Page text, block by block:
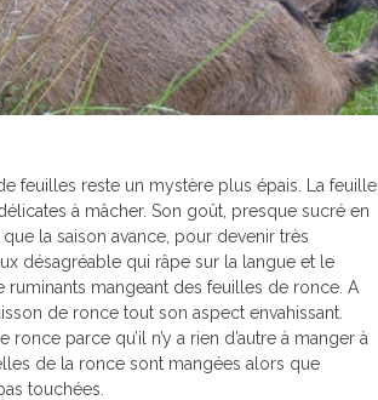
feuilles reste un mystère plus épais. La feuille
à mâcher. Son goût, presque sucré en
la saison avance, pour devenir très
désagréable qui râpe sur la langue et le
ruminants mangeant des feuilles de ronce. A
de ronce tout son aspect envahissant.
parce qu’il n’y a rien d’autre à manger à
de la ronce sont mangées alors que
touchées.